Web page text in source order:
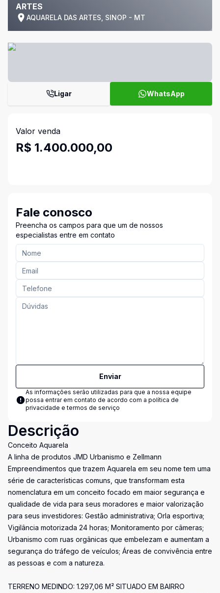
ARTES
AQUARELA DAS ARTES, SINOP - MT
Ligar WhatsApp
Valor venda
R$ 1.400.000,00
Fale conosco
Preencha os campos para que um de nossos
especialistas entre em contato
Enviar
As informações serão utilizadas para que a nossa equipe
possa entrar em contato de acordo com a política de
privacidade e termos de serviço
Descrição
Conceito Aquarela
A linha de produtos JMD Urbanismo e Zellmann
Empreendimentos que trazem Aquarela em seu nome tem uma
série de características comuns, que transformam esta
nomenclatura em um conceito focado em maior segurança e
qualidade de vida para seus moradores e maior valorização
para seus investidores: Gestão administrativa; Orla esportiva;
Vigilância motorizada 24 horas; Monitoramento por câmeras;
Urbanismo com ruas orgânicas que embelezam e aumentam a
segurança do tráfego de veículos; Áreas de convivência entre
as pessoas e com a natureza.
TERRENO MEDINDO: 1.297,06 M² SITUADO EM BAIRRO